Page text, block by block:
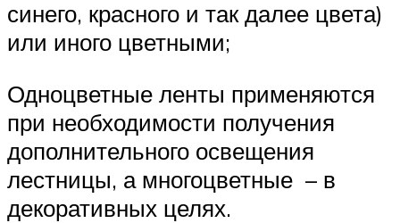
синего, красного и так далее цвета)
или иного цветными;
Одноцветные ленты применяются
при необходимости получения
дополнительного освещения
лестницы, а многоцветные – в
декоративных целях.